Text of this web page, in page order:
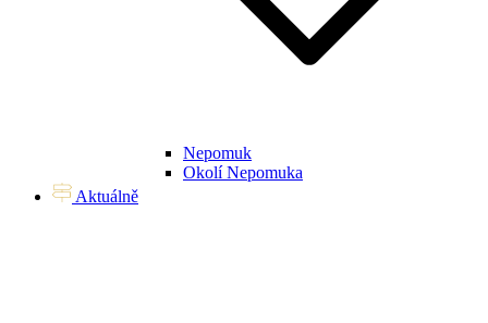
Nepomuk
Okolí Nepomuka
Aktuálně